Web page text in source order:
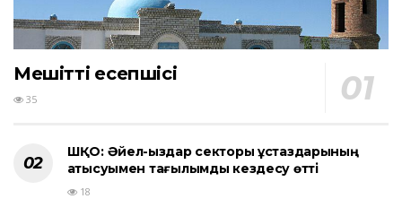
Мешіттің есепшісі
35
ШҚО: Әйел-қыздар секторы ұстаздарының
қатысуымен тағылымды кездесу өтті
18